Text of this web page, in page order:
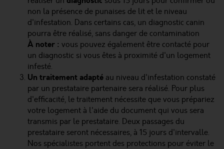
non la présence de punaises de lit et le niveau
d'infestation. Dans certains cas, un diagnostic canin
pourra être réalisé, sans danger de contamination
À noter : vous pouvez également être contacté pour
un diagnostic si vous êtes à proximité d'un logement
infesté.
Un traitement adapté au niveau d'infestation constaté
par un prestataire partenaire sera réalisé. Pour plus
d'efficacité, le traitement nécessite que vous prépariez
votre logement à l'aide du document qui vous sera
transmis par le prestataire. Deux passages du
prestataire seront nécessaires, à 15 jours d'intervalle.
Nos spécialistes portent des protections pour éviter le